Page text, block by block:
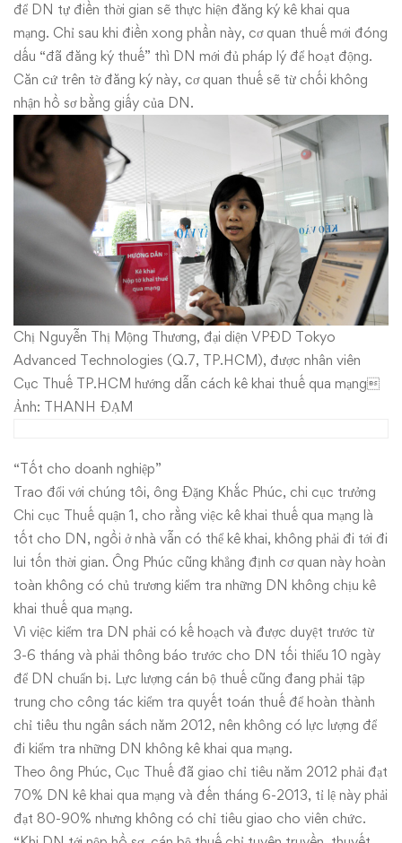
để DN tự điền thời gian sẽ thực hiện đăng ký kê khai qua
mạng. Chỉ sau khi điền xong phần này, cơ quan thuế mới đóng
dấu “đã đăng ký thuế” thì DN mới đủ pháp lý để hoạt động.
Căn cứ trên tờ đăng ký này, cơ quan thuế sẽ từ chối không
nhận hồ sơ bằng giấy của DN.
Chị Nguyễn Thị Mộng Thương, đại diện VPĐD Tokyo
Advanced Technologies (Q.7, TP.HCM), được nhân viên
Cục Thuế TP.HCM hướng dẫn cách kê khai thuế qua mạng
Ảnh: THANH ĐẠM
“Tốt cho doanh nghiệp”
Trao đổi với chúng tôi, ông Đặng Khắc Phúc, chi cục trưởng
Chi cục Thuế quận 1, cho rằng việc kê khai thuế qua mạng là
tốt cho DN, ngồi ở nhà vẫn có thể kê khai, không phải đi tới đi
lui tốn thời gian. Ông Phúc cũng khẳng định cơ quan này hoàn
toàn không có chủ trương kiểm tra những DN không chịu kê
khai thuế qua mạng.
Vì việc kiểm tra DN phải có kế hoạch và được duyệt trước từ
3-6 tháng và phải thông báo trước cho DN tối thiểu 10 ngày
để DN chuẩn bị. Lực lượng cán bộ thuế cũng đang phải tập
trung cho công tác kiểm tra quyết toán thuế để hoàn thành
chỉ tiêu thu ngân sách năm 2012, nên không có lực lượng để
đi kiểm tra những DN không kê khai qua mạng.
Theo ông Phúc, Cục Thuế đã giao chỉ tiêu năm 2012 phải đạt
70% DN kê khai qua mạng và đến tháng 6-2013, tỉ lệ này phải
đạt 80-90% nhưng không có chỉ tiêu giao cho viên chức.